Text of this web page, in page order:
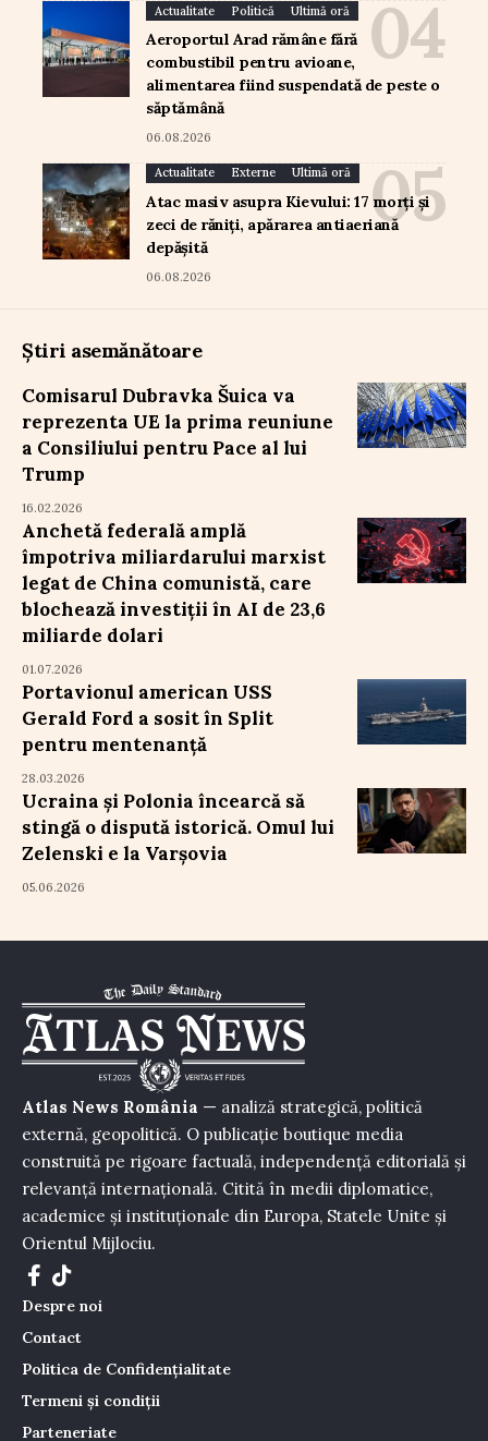
Actualitate Politică Ultimă oră
Aeroportul Arad rămâne fără
combustibil pentru avioane,
alimentarea fiind suspendată de peste o
săptămână
06.08.2026
Actualitate Externe Ultimă oră
Atac masiv asupra Kievului: 17 morți și
zeci de răniți, apărarea antiaeriană
depășită
06.08.2026
Știri asemănătoare
Comisarul Dubravka Šuica va
reprezenta UE la prima reuniune
a Consiliului pentru Pace al lui
Trump
16.02.2026
Anchetă federală amplă
împotriva miliardarului marxist
legat de China comunistă, care
blochează investiții în AI de 23,6
miliarde dolari
01.07.2026
Portavionul american USS
Gerald Ford a sosit în Split
pentru mentenanță
28.03.2026
Ucraina și Polonia încearcă să
stingă o dispută istorică. Omul lui
Zelenski e la Varșovia
05.06.2026
Atlas News România — analiză strategică, politică
externă, geopolitică. O publicație boutique media
construită pe rigoare factuală, independență editorială și
relevanță internațională. Citită în medii diplomatice,
academice și instituționale din Europa, Statele Unite și
Orientul Mijlociu.
Despre noi
Contact
Politica de Confidențialitate
Termeni și condiții
Parteneriate